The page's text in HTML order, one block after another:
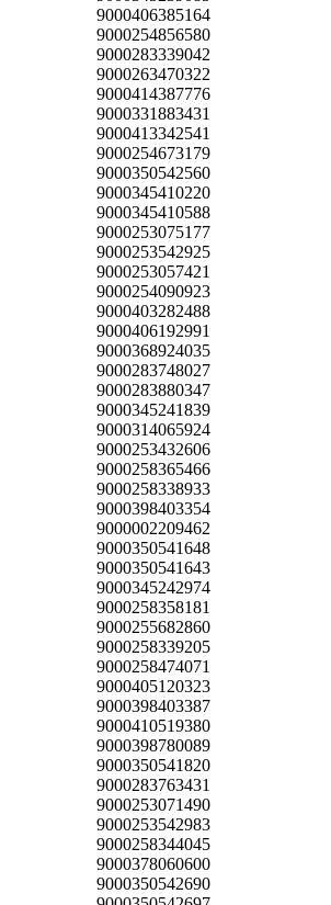
9000406385164
9000254856580
9000283339042
9000263470322
9000414387776
9000331883431
9000413342541
9000254673179
9000350542560
9000345410220
9000345410588
9000253075177
9000253542925
9000253057421
9000254090923
9000403282488
9000406192991
9000368924035
9000283748027
9000283880347
9000345241839
9000314065924
9000253432606
9000258365466
9000258338933
9000398403354
9000002209462
9000350541648
9000350541643
9000345242974
9000258358181
9000255682860
9000258339205
9000258474071
9000405120323
9000398403387
9000410519380
9000398780089
9000350541820
9000283763431
9000253071490
9000253542983
9000258344045
9000378060600
9000350542690